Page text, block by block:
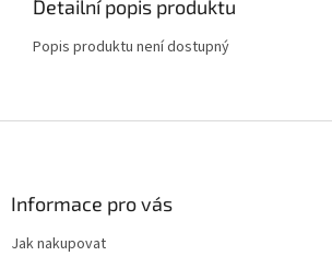
Detailní popis produktu
Popis produktu není dostupný
Informace pro vás
Jak nakupovat